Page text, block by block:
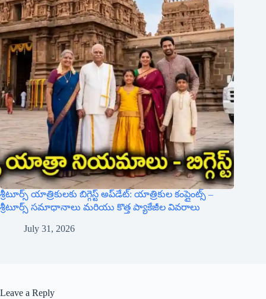
శ్రీటూర్స్ యాత్రికులకు బిగ్గెస్ట్ అప్‌డేట్: యాత్రికుల కంప్లైంట్స్ –
శ్రీటూర్స్ సమాధానాలు మరియు కొత్త ప్యాకేజీల వివరాలు
July 31, 2026
Leave a Reply